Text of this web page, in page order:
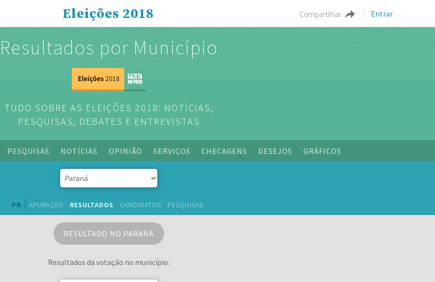
Compartilhar Entrar
Eleições 2018
Resultados por Município
TUDO SOBRE AS ELEIÇÕES 2018: NOTÍCIAS,
PESQUISAS, DEBATES E ENTREVISTAS
PESQUISAS NOTÍCIAS OPINIÃO SERVIÇOS CHECAGENS DESEJOS GRÁFICOS
PR APURAÇÃO RESULTADOS CANDIDATOS PESQUISAS
RESULTADO NO PARANÁ
Resultados da votação no município: